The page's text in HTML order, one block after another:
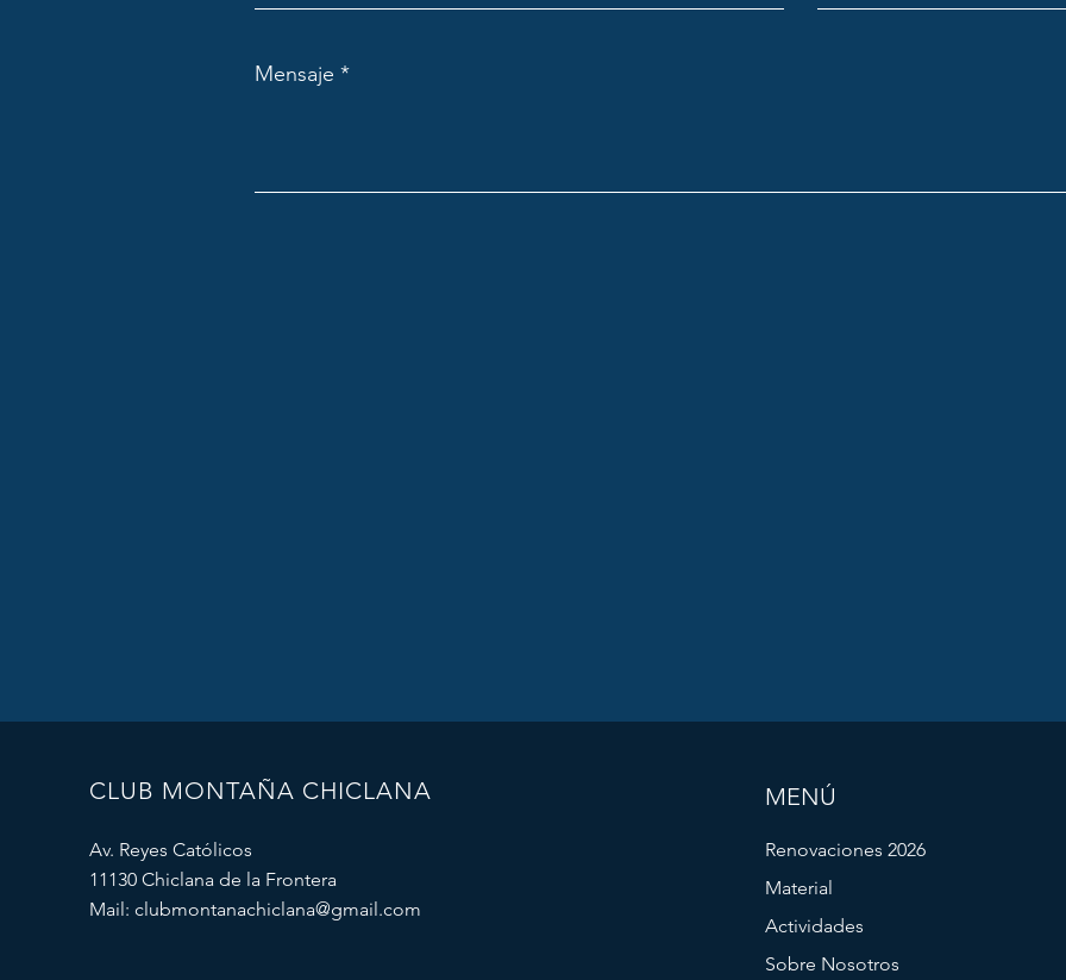
Mensaje
CLUB MONTAÑA CHICLANA
Av. Reyes Católicos
11130 Chiclana de la Frontera
Mail: clubmontanachiclana@gmail.com
MENÚ
Renovaciones 2026
Material
Actividades
Sobre Nosotros